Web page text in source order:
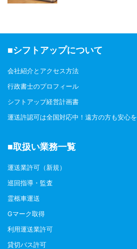
■シフトアップについて
会社紹介とアクセス方法
行政書士のプロフィール
シフトアップ経営計画書
運送許認可は全国対応中！遠方の方も安心を
■取扱い業務一覧
運送業許可（新規）
巡回指導・監査
霊柩車運送
Gマーク取得
利用運送業許可
貸切バス許可